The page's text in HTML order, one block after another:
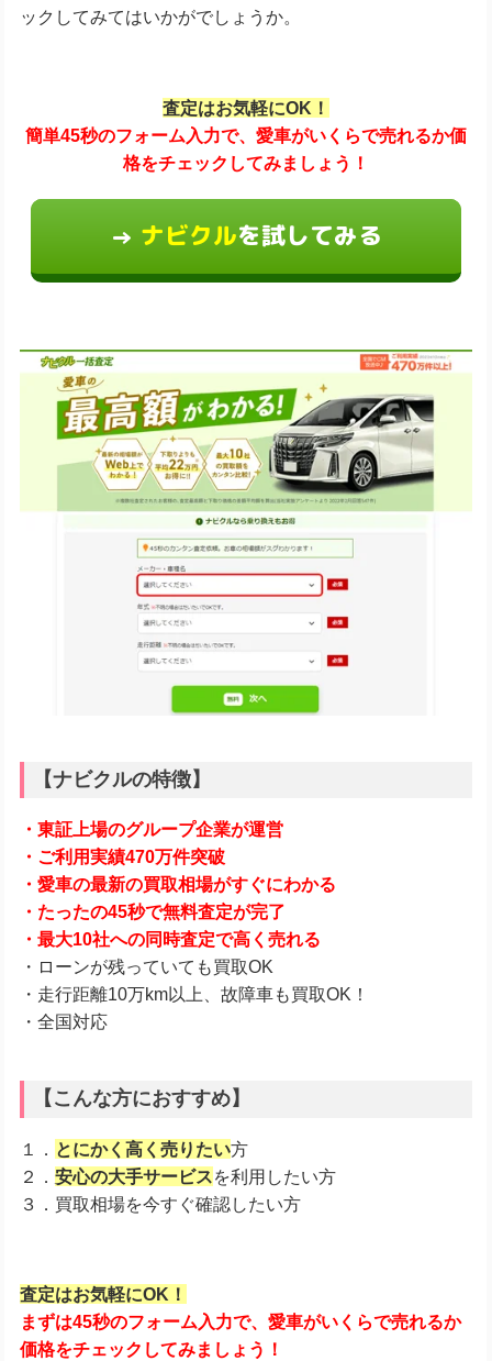
ックしてみてはいかがでしょうか。
査定はお気軽にOK！
簡単45秒のフォーム入力で、愛車がいくらで売れるか価
格をチェックしてみましょう！
→ ナビクルを試してみる
【ナビクルの特徴】
・東証上場のグループ企業が運営
・ご利用実績470万件突破
・愛車の最新の買取相場がすぐにわかる
・たったの45秒で無料査定が完了
・最大10社への同時査定で高く売れる
・ローンが残っていても買取OK
・走行距離10万km以上、故障車も買取OK！
・全国対応
【こんな方におすすめ】
１． とにかく高く売りたい方
２． 安心の大手サービスを利用したい方
３．買取相場を今すぐ確認したい方
査定はお気軽にOK！
まずは45秒のフォーム入力で、愛車がいくらで売れるか
価格をチェックしてみましょう！